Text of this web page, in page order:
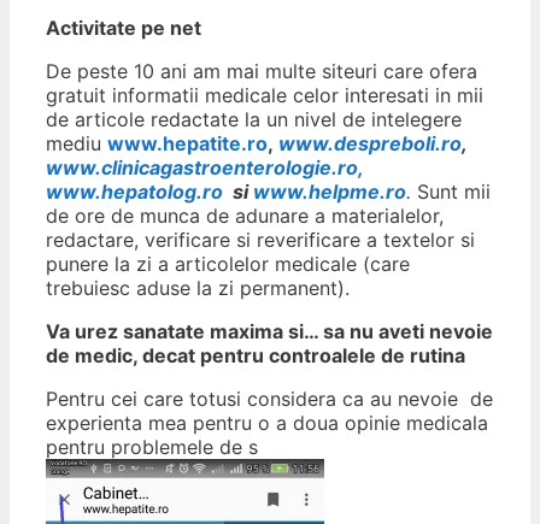
Activitate pe net
De peste 10 ani am mai multe siteuri care ofera
gratuit informatii medicale celor interesati in mii
de articole redactate la un nivel de intelegere
mediu www.hepatite.ro, www.despreboli.ro,
www.clinicagastroenterologie.ro,
www.hepatolog.ro si www.helpme.ro. Sunt mii
de ore de munca de adunare a materialelor,
redactare, verificare si reverificare a textelor si
punere la zi a articolelor medicale (care
trebuiesc aduse la zi permanent).
Va urez sanatate maxima si… sa nu aveti nevoie
de medic, decat pentru controalele de rutina
Pentru cei care totusi considera ca au nevoie de
experienta mea pentru o a doua opinie medicala
pentru problemele de s